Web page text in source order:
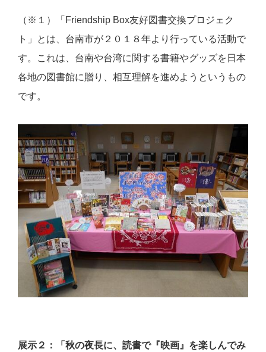
（※１）「 Friendship Box友好図書交換プロジェク
ト」とは、台南市が２０１８年より行っている活動で
す。これは 、台南や台湾に関する書籍やグッズを日本
各地の図書館に贈り、相互理解を進めようというもの
です。
展示２：「秋の夜長に、読書で『映画』を楽しんでみ